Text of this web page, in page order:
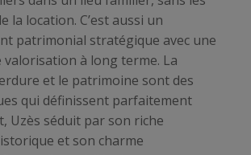
la location. C’est aussi un
patrimonial stratégique avec une
valorisation à long terme. La
et le patrimoine sont des
qui définissent parfaitement
Uzès séduit par son riche
et son charme